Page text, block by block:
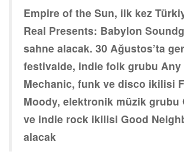
Empire of the Sun, ilk kez
Real Presents: Babylon
sahne alacak. 30 Ağustos’ta
festivalde, indie folk grubu Any
Mechanic, funk ve disco ikilisi
Moody, elektronik müzik grubu
ve indie rock ikilisi Good
alacak